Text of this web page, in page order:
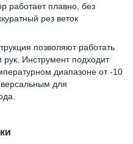
работает плавно, без
рез веток
позволяют работать
рук. Инструмент подходит
диапазоне от -10
для